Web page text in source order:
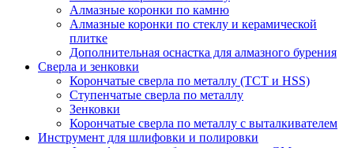
Алмазные коронки по камню
Алмазные коронки по стеклу и керамической
плитке
Дополнительная оснастка для алмазного бурения
Сверла и зенковки
Корончатые сверла по металлу (TCT и HSS)
Ступенчатые сверла по металлу
Зенковки
Корончатые сверла по металлу c выталкивателем
Инструмент для шлифовки и полировки